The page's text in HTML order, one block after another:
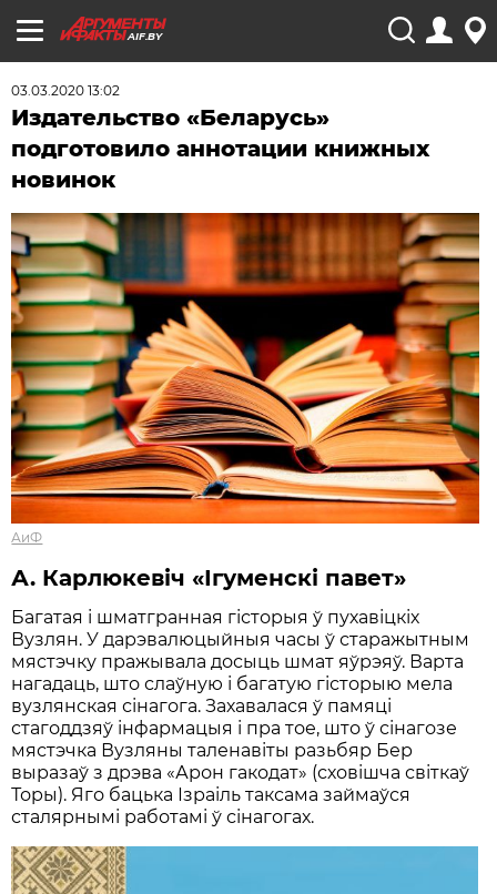
AIF.BY
03.03.2020 13:02
Издательство «Беларусь»
подготовило аннотации книжных
новинок
АиФ
А. Карлюкевіч «Ігуменскі павет»
Багатая і шматгранная гісторыя ў пухавіцкіх
Вузлян. У дарэвалюцыйныя часы ў старажытным
мястэчку пражывала досыць шмат яўрэяў. Варта
нагадаць, што слаўную і багатую гісторыю мела
вузлянская сінагога. Захавалася ў памяці
стагоддзяў інфармацыя і пра тое, што ў сінагозе
мястэчка Вузляны таленавіты разьбяр Бер
выразаў з дрэва «Арон гакодат» (сховішча світкаў
Торы). Яго бацька Ізраіль таксама займаўся
сталярнымі работамі ў сінагогах.